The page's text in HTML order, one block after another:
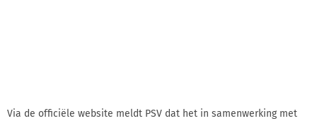
Via de officiële website meldt PSV dat het in samenwerking met